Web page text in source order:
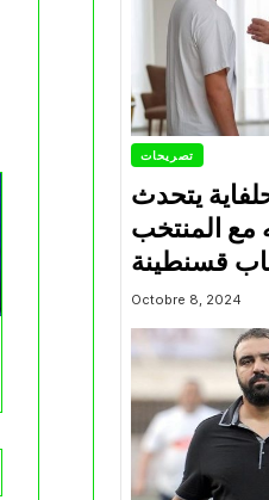
تصريحات
يتحدث
المنتخب
قسنطينة
Octobre 8, 2024